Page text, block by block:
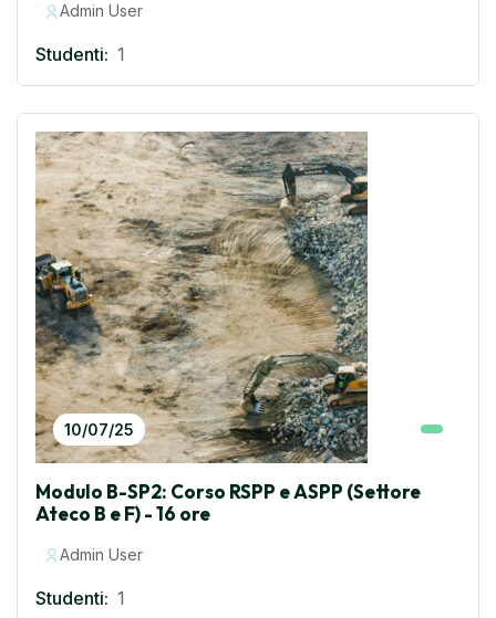
Admin User
Studenti: 1
10/07/25
Modulo B-SP2: Corso RSPP e ASPP (Settore
Ateco B e F) - 16 ore
Admin User
Studenti: 1